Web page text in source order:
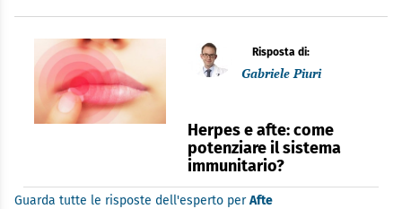
Risposta di:
Gabriele Piuri
Herpes e afte: come
potenziare il sistema
immunitario?
Guarda tutte le risposte dell'esperto perAfte